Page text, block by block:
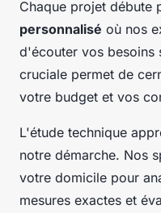
Chaque projet débute
personnalisé où nos
d'écouter vos besoins
cruciale permet de
votre budget et vos
L'étude technique
notre démarche. Nos
votre domicile pour
mesures exactes et